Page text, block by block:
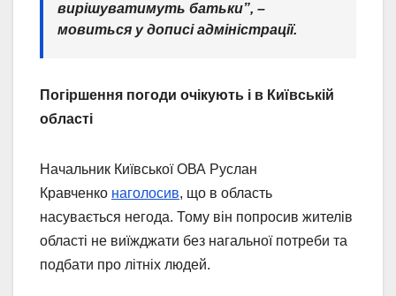
вирішуватимуть батьки”, –
мовиться у дописі адміністрації.
Погіршення погоди очікують і в Київській
області
Начальник Київської ОВА Руслан
Кравченко наголосив, що в область
насувається негода. Тому він попросив жителів
області не виїжджати без нагальної потреби та
подбати про літніх людей.